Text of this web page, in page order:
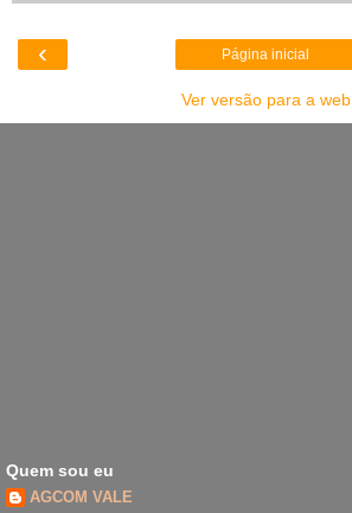
‹ Página inicial
Ver versão para a web
Quem sou eu
AGCOM VALE